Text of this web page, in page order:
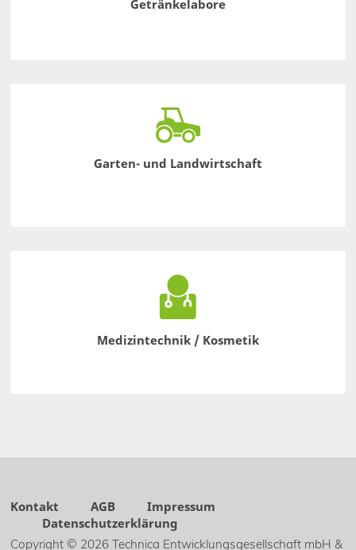
Getränkelabore
Garten- und Landwirtschaft
Medizintechnik / Kosmetik
Kontakt AGB
Impressum
Datenschutzerklärung
Copyright © 2026 Technica Entwicklungsgesellschaft mbH &